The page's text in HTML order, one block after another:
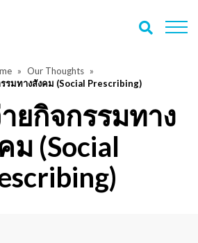
Our Thoughts
รมทางสังคม (Social Prescribing)
ยกิจกรรมทาง
ม (Social